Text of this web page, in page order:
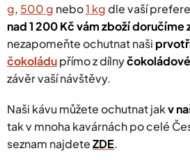
g, 500 g nebo1 kgdle vaší
nad 1 200 Kč vám zboží doručíme
nezapomeňte ochutnat naši
čokoládupřímo z dílny
závěr vaší návštěvy.
Naši kávu můžete ochutnat jakv
tak v mnoha kavárnách po celé
seznam najdeteZDE.